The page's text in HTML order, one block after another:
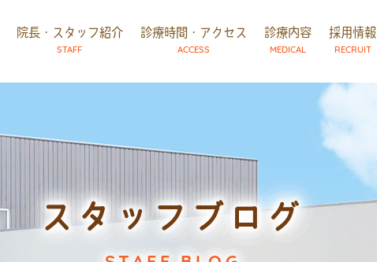
院長・スタッフ紹介
STAFF
診療時間・アクセス
ACCESS
診療内容
MEDICAL
採用情報
RECRUIT
スタッフブログ